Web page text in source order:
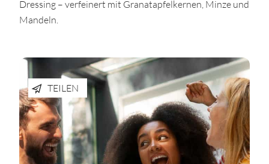
Dressing – verfeinert mit Granatapfelkernen, Minze und
Mandeln.
TEILEN